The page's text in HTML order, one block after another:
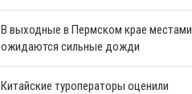
В выходные в Пермском крае местами
ожидаются сильные дожди
Китайские туроператоры оценили